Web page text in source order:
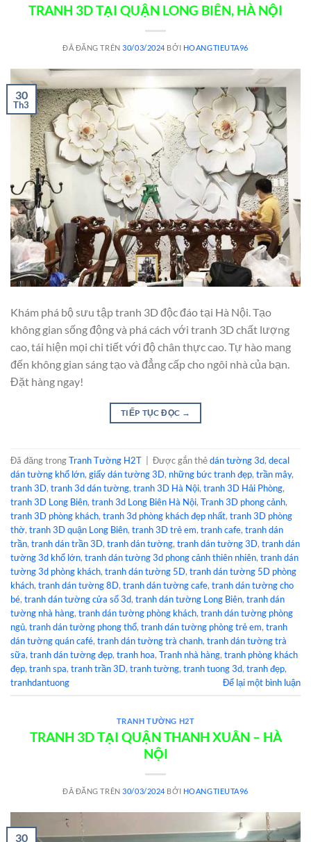
TRANH 3D TẠI QUẬN LONG BIÊN, HÀ NỘI
ĐÃ ĐĂNG TRÊN30/03/2024 BỞI HOANGTIEUTA96
30
Th3
Khám phá bộ sưu tập tranh 3D độc đáo tại Hà Nội. Tạo
không gian sống động và phá cách với tranh 3D chất lượng
cao, tái hiện mọi chi tiết với độ chân thực cao. Tự hào mang
đến không gian sáng tạo và đẳng cấp cho ngôi nhà của bạn.
Đặt hàng ngay!
TIẾP TỤC ĐỌC →
Đã đăng trongTranh Tường H2T Được gắn thẻdán tường 3d, decal
dán tường khổ lớn, giấy dán tường 3D, những bức tranh đẹp, trần mây,
tranh 3D, tranh 3d dán tường, tranh 3D Hà Nội, tranh 3D Hải Phòng,
tranh 3D Long Biên, tranh 3d Long Biên Hà Nội, Tranh 3D phong cảnh,
tranh 3D phòng khách, tranh 3d phòng khách đẹp nhất, tranh 3D phòng
thờ, tranh 3D quận Long Biên, tranh 3D trẻ em, tranh cafe, tranh dán
trần, tranh dán trần 3D, tranh dán tường, tranh dán tường 3D, tranh dán
tường 3d khổ lớn, tranh dán tường 3d phong cảnh thiên nhiên, tranh dán
tường 3d phòng khách, tranh dán tường 5D, tranh dán tường 5D phòng
khách, tranh dán tường 8D, tranh dán tường cafe, tranh dán tường cho
bé, tranh dán tường cửa sổ 3d, tranh dán tường Long Biên, tranh dán
tường nhà hàng, tranh dán tường phòng khách, tranh dán tường phòng
ngủ, tranh dán tường phong thổ, tranh dán tường phòng trẻ em, tranh
dán tường quán café, tranh dán tường trà chanh, tranh dán tường trà
sữa, tranh dán tường đẹp, tranh hoa, Tranh nhà hàng, tranh phòng khách
đẹp, tranh spa, tranh trần 3D, tranh tường, tranh tuong 3d, tranh đẹp,
tranhdantuong
Để lại một bình luận
TRANH TƯỜNG H2T
TRANH 3D TẠI QUẬN THANH XUÂN – HÀ
NỘI
ĐÃ ĐĂNG TRÊN30/03/2024 BỞI HOANGTIEUTA96
30